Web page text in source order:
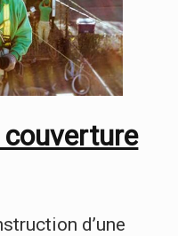
couverture
d’une